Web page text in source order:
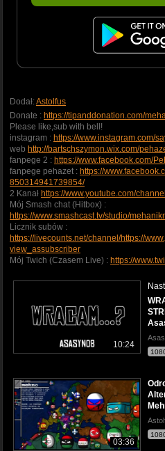
Dodał:Astolfus
Donate : https://tipanddonation.com/
Please like,sub with bell!
instagram : https://www.instagram.com/
web http://bartschszymon.wix.com/
fanpege 2 : https://www.facebook.com/
fanpege pehazet : https://
850314941739854/
2 Kanał https://www.youtube.com/
Mój Smash chat (Hitbox) :
https://www.smashcast.tv/studio/
Licznik subów :
https://livecounts.net/channel/https://
view_assubscriber
Mój Twich (Czasem Live) : https://
10:24
03:36